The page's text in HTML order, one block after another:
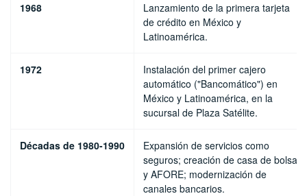
1968
Lanzamiento de la primera tarjeta
de crédito en México y
Latinoamérica.
1972
Instalación del primer cajero
automático ("Bancomático") en
México y Latinoamérica, en la
sucursal de Plaza Satélite.
Décadas de 1980-1990
Expansión de servicios como
seguros; creación de casa de bolsa
y AFORE; modernización de
canales bancarios.